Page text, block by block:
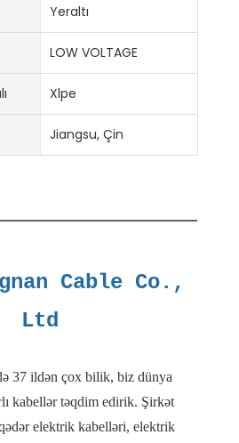
Yeraltı
LOW VOLTAGE
Xlpe
Jiangsu, Çin
Cable Co.,
37 ildən çox bilik, biz dünya
kabellər təqdim edirik. Şirkət
elektrik kabelləri, elektrik